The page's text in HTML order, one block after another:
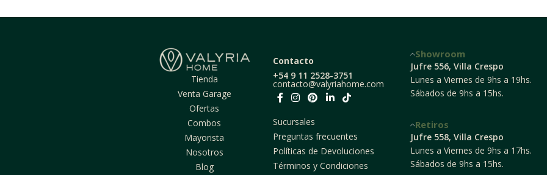
Tienda
Venta Garage
Ofertas
Combos
Mayorista
Nosotros
Blog
Contacto
+54 9 11 2528-3751
contacto@valyriahome.com
Sucursales
Preguntas frecuentes
Políticas de Devoluciones
Términos y Condiciones
Showroom
Jufre 556, Villa Crespo
Lunes a Viernes de 9hs a 19hs.
Sábados de 9hs a 15hs.
Retiros
Jufre 558, Villa Crespo
Lunes a Viernes de 9hs a 17hs.
Sábados de 9hs a 15hs.